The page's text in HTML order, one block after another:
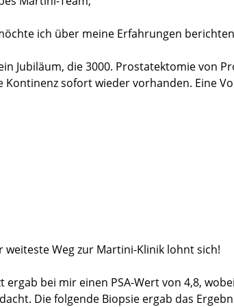
ich über meine Erfahrungen
Jubiläum, die 3000. Prostatektomie von
Kontinenz sofort wieder vorhanden. Eine
Wachwerden gewöhnt. Eine Reha habe
(6 x in 3 Wochen), was mir völlig
Beitrag von Lars S. aus Freiburg vom
weiteste Weg zur Martini-Klinik lohnt sich!
ergab bei mir einen PSA-Wert von 4,8,
Die folgende Biopsie ergab das